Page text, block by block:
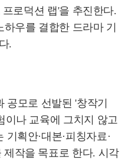
로덕션 랩'을 추진한다.
우를 결합한 드라마 기
.
공모로 선발된 '창작기
이나 교육에 그치지 않고
획안·대본·피칭자료·
작을 목표로 한다. 시각